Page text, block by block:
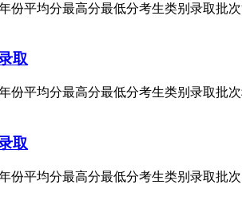
平均分最高分最低分考生类别录取批
取
平均分最高分最低分考生类别录取批次
取
平均分最高分最低分考生类别录取批